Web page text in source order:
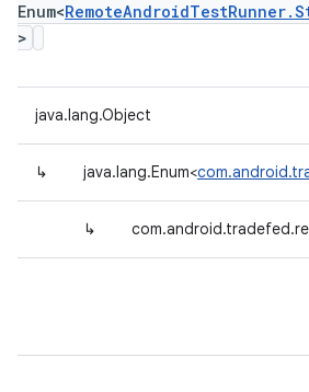
Enum<
>
java.lang.Object
↳ java.lang.Enum<
↳